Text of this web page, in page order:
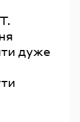
дуже